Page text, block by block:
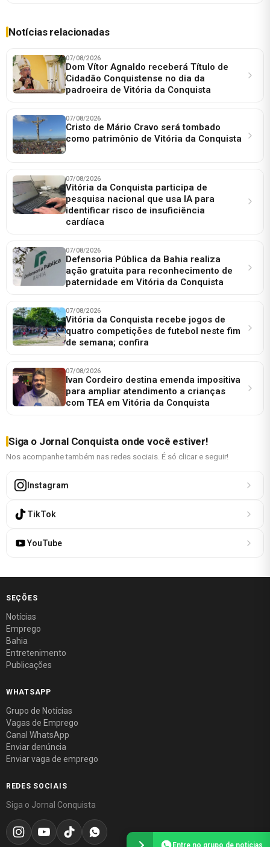
Notícias relacionadas
07/08/2026
Dom Vítor Agnaldo receberá Título de
Cidadão Conquistense no dia da
padroeira de Vitória da Conquista
07/08/2026
Cristo de Mário Cravo será tombado
como patrimônio de Vitória da Conquista
07/08/2026
Vitória da Conquista participa de
pesquisa nacional que usa IA para
identificar risco de insuficiência
cardíaca
07/08/2026
Defensoria Pública da Bahia realiza
ação gratuita para reconhecimento de
paternidade em Vitória da Conquista
07/08/2026
Vitória da Conquista recebe jogos de
quatro competições de futebol neste fim
de semana; confira
07/08/2026
Ivan Cordeiro destina emenda impositiva
para ampliar atendimento a crianças
com TEA em Vitória da Conquista
Siga o Jornal Conquista onde você estiver!
Nos acompanhe também nas redes sociais. É só clicar e seguir!
Instagram
TikTok
YouTube
SEÇÕES
Notícias
Emprego
Bahia
Entretenimento
Publicações
WHATSAPP
Grupo de Notícias
Vagas de Emprego
Canal WhatsApp
Enviar denúncia
Enviar vaga de emprego
REDES SOCIAIS
Siga o Jornal Conquista
Entre no grupo de notícias